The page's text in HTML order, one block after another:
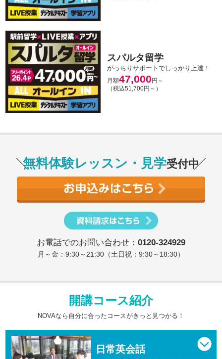
スパルタ留学
がっちりサポートでしっかり上達！
月額47,000 円～
（税込51,700円～）
無料体験レッスン・見学受付中
お電話でのお問い合わせ： 0120-324929
月～金：9:30～21:30（土日祝：9:30～18:30）
開講コース紹介
NOVAなら自分に合ったコースがきっと見つかる！
日常英会話